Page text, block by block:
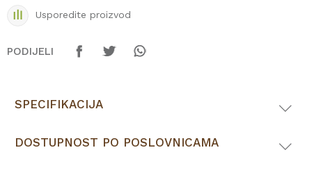
Usporedite proizvod
PODIJELI
SPECIFIKACIJA
DOSTUPNOST PO POSLOVNICAMA